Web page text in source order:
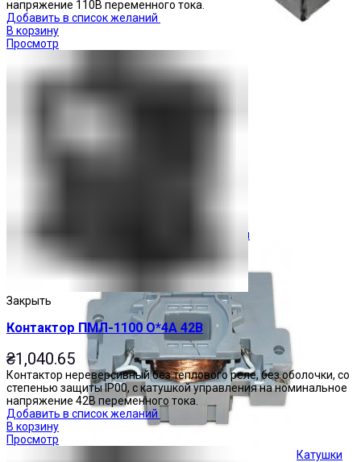
Ограничители перенапряжения
Катушки
напряжение 110В переменного тока.
Добавить в список желаний
В корзину
Просмотр
Закрыть
Контактор ПМЛ-1100 О*4А 42В
₴1,040.65
Контактор нереверсивный без теплового реле, без оболочки, со
степенью защиты IP00, с катушкой управления на номинальное
напряжение 42В переменного тока.
Добавить в список желаний
В корзину
Просмотр